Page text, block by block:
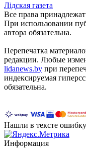
Лiдская газета
Все права
При использовании
автора обязательна.
Перепечатка
редакции. Любые
lidanews.by при
индексируемая
обязательна.
Нашли в тексте
Информация